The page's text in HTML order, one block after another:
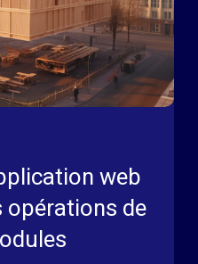
web
de